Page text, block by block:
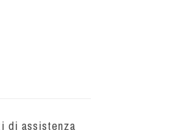
di assistenza